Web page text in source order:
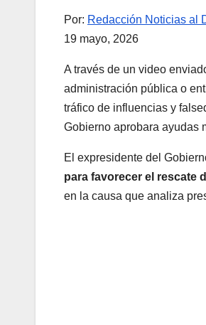
Por: Redacción Noticias al
19 mayo, 2026
A través de un video
administración pública o
tráfico de influencias y
Gobierno aprobara ayudas
El expresidente del
para favorecer el rescate
en la causa que analiza